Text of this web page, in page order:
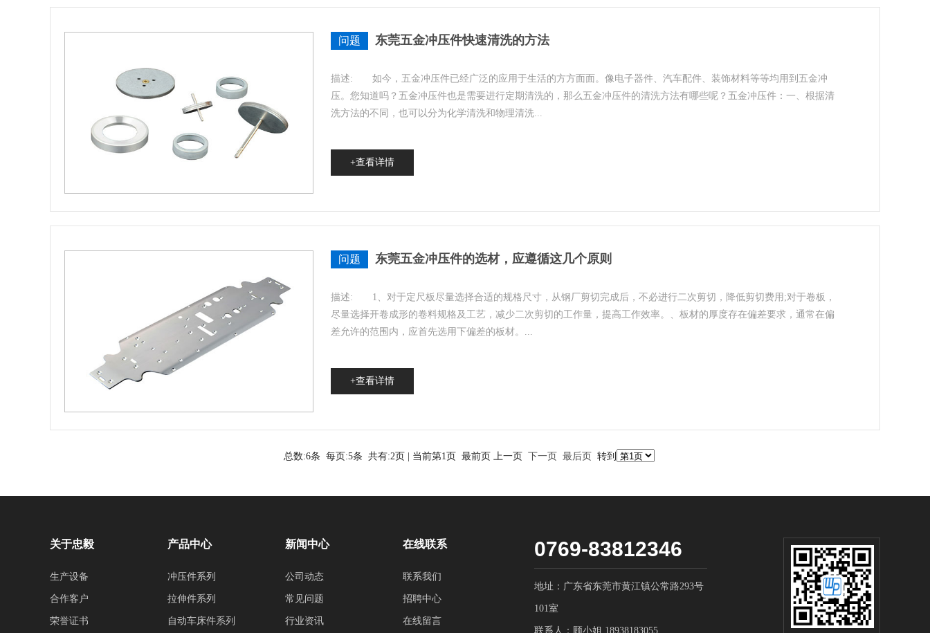
问题 东莞五金冲压件快速清洗的方法
描述: 如今，五金冲压件已经广泛的应用于生活的方方面面。像电子器件、汽车配件、装饰材料等等均用到五金冲
压。您知道吗？五金冲压件也是需要进行定期清洗的，那么五金冲压件的清洗方法有哪些呢？五金冲压件：一、根据清
洗方法的不同，也可以分为化学清洗和物理清洗...
+查看详情
问题 东莞五金冲压件的选材，应遵循这几个原则
描述: 1、对于定尺板尽量选择合适的规格尺寸，从钢厂剪切完成后，不必进行二次剪切，降低剪切费用;对于卷板，
尽量选择开卷成形的卷料规格及工艺，减少二次剪切的工作量，提高工作效率。、板材的厚度存在偏差要求，通常在偏
差允许的范围内，应首先选用下偏差的板材。 ...
+查看详情
总数:6条 每页:5条 共有:2页 | 当前第1页 最前页 上一页 下一页 最后页 转到
关于忠毅
生产设备
合作客户
荣誉证书
产品中心
冲压件系列
拉伸件系列
自动车床件系列
新闻中心
公司动态
常见问题
行业资讯
在线联系
联系我们
招聘中心
在线留言
0769-83812346
地址：广东省东莞市黄江镇公常路293号
101室
联系人：顾小姐 18938183055